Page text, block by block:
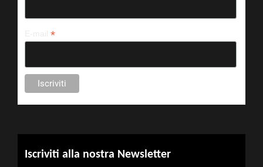
*
Iscriviti alla nostra Newsletter